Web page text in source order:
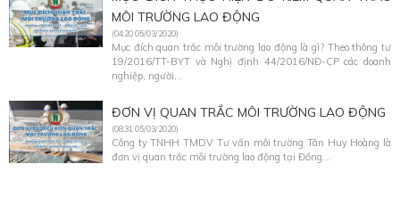
MÔI TRƯỜNG LAO ĐỘNG
(04:20 05/03/2020)
Mục đích quan trắc môi trường lao động là gì? Theo thông tư
19/2016/TT-BYT và Nghị định 44/2016/NĐ-CP các doanh
nghiệp, người...
ĐƠN VỊ QUAN TRẮC MÔI TRƯỜNG LAO ĐỘNG
(08:31 05/03/2020)
Công ty TNHH TMDV Tư vấn môi trường Tân Huy Hoàng là
đơn vị quan trắc môi trường lao động tại Đồng...